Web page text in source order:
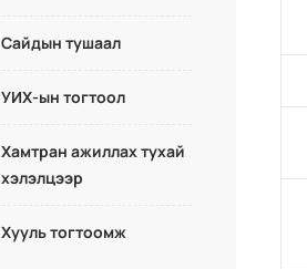
Сайдын тушаал
УИХ-ын тогтоол
Хамтран ажиллах тухай
хэлэлцээр
Хууль тогтоомж